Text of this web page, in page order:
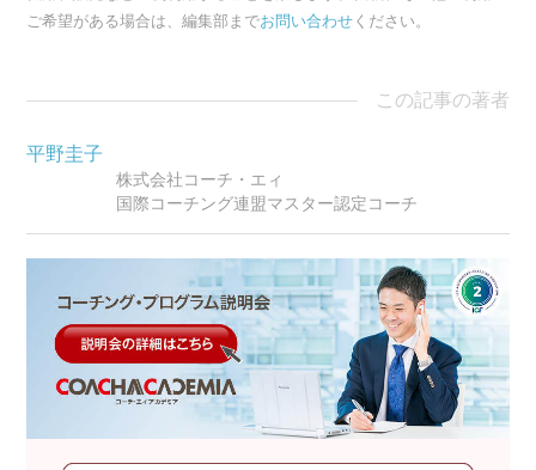
ご希望がある場合は、編集部までお問い合わせ ください。
この記事の著者
平野圭子
株式会社コーチ・エィ
国際コーチング連盟マスター認定コーチ